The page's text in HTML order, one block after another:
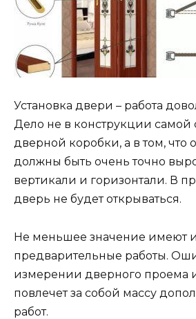
Установка двери – работа
Дело не в конструкции самой
дверной коробки, а в том, что
должны быть очень точно
вертикали и горизонтали. В
дверь не будет открываться.
Не меньшее значение имеют и
предварительные работы.
измерении дверного проема
повлечет за собой массу
работ.